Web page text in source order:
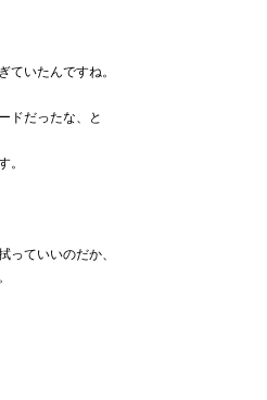
ていたんですね。
ドだったな、と
。
っていいのだか、